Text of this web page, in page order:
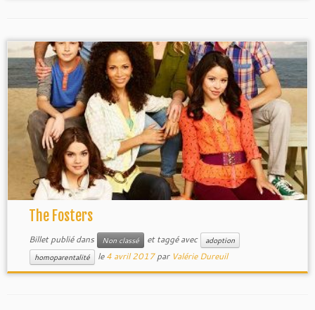
The Fosters
Billet publié dans Non classé et taggé avec
adoption
homoparentalité
le4 avril 2017 par Valérie Dureuil